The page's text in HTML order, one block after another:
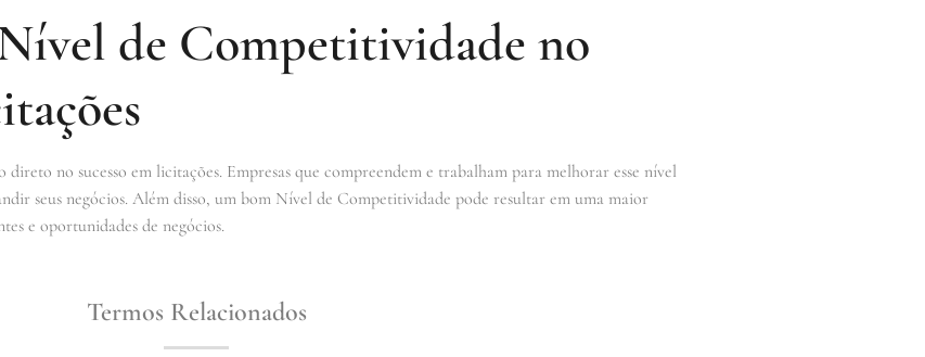
de Competitividade no
no sucesso em licitações. Empresas que compreendem e trabalham para melhorar esse nível
seus negócios. Além disso, um bom Nível de Competitividade pode resultar em uma maior
e oportunidades de negócios.
Termos Relacionados